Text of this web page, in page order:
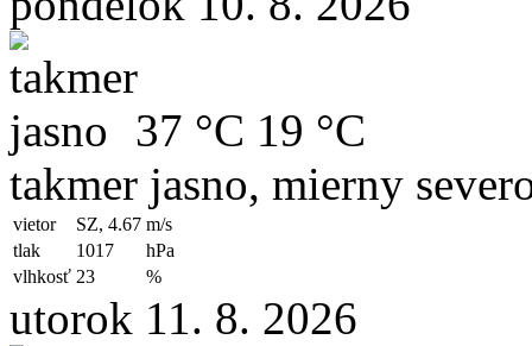
37 °C 19 °C
takmer jasno, mierny
vietor SZ, 4.67 m/s
tlak
1017
hPa
vlhkosť 23 %
utorok 11. 8. 2026